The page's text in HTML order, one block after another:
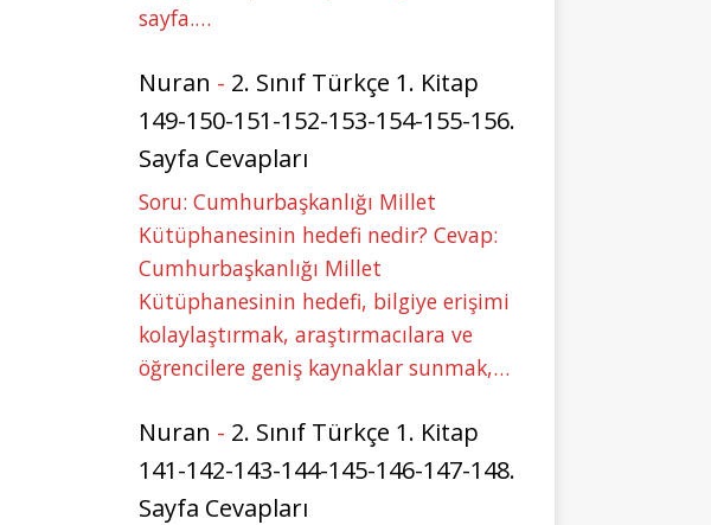
sayfa.…
Nuran - 2. Sınıf Türkçe 1. Kitap
149-150-151-152-153-154-155-156.
Sayfa Cevapları
Soru: Cumhurbaşkanlığı Millet
Kütüphanesinin hedefi nedir? Cevap:
Cumhurbaşkanlığı Millet
Kütüphanesinin hedefi, bilgiye erişimi
kolaylaştırmak, araştırmacılara ve
öğrencilere geniş kaynaklar sunmak,…
Nuran - 2. Sınıf Türkçe 1. Kitap
141-142-143-144-145-146-147-148.
Sayfa Cevapları